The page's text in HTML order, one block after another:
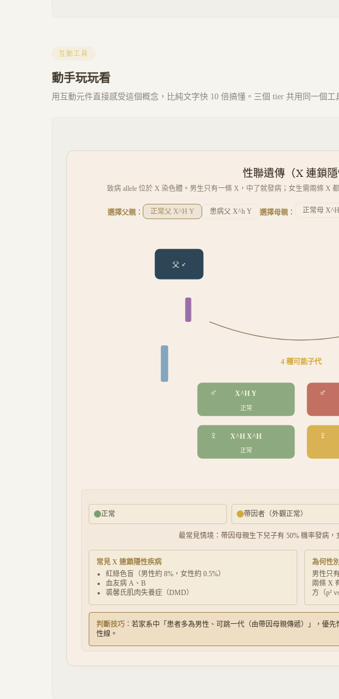
互動工具
動手玩玩看
用互動元件直接感受這個概念，比純文字快 10 倍搞懂。三個 tier 共用同一個工
性聯遺傳（X 連鎖隱
致病 allele 位於 X 染色體。男生只有一條 X，中了就發病；女生需兩條 X
選擇父親： 正常父 X^H Y 患病父 X^h Y 選擇母親： 正常母
父 ♂
4 種可能子代
♂ X^H Y
正常
♂
♀ X^H X^H
正常
♀
正常 帶因者（外觀正常）
最常見情境：帶因母親生下兒子有 50% 機率發病，
常見 X 連鎖隱性疾病
紅綠色盲（男性約 8%，女性約 0.5%）
血友病 A、B
裘馨氏肌肉失養症（DMD）
為何性
男性只
兩條 X
方（p²
判斷技巧： 若家系中「患者多為男性、可跳一代（由帶因母親傳遞）」，優
性線。